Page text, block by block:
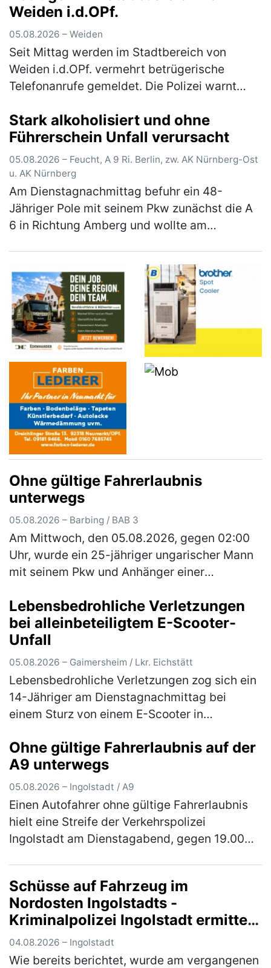
Weiden i.d.OPf.
05.08.2026 – Weiden
Seit Mittag werden im Stadtbereich von
Weiden i.d.OPf. vermehrt betrügerische
Telefonanrufe gemeldet. Die Polizei warnt
der Betrüger! In Weiden in der Oberp…
Stark alkoholisiert und ohne
Führerschein Unfall verursacht
05.08.2026 – Feucht, A 9 Ri. Berlin, zw. AK Nürnberg-Ost
u. AK Nürnberg
Am Dienstagnachmittag befuhr ein 48-
Jähriger Pole mit seinem Pkw zunächst die A
6 in Richtung Amberg und wollte am
Sp…(mehr)
Ohne gültige Fahrerlaubnis
unterwegs
05.08.2026 – Barbing / BAB 3
Am Mittwoch, den 05.08.2026, gegen 02:00
Uhr, wurde ein 25-jähriger ungarischer Mann
mit seinem Pkw und Anhänger einer
unterzogen. Im Rahmen der Überprüfung
wur…(mehr)
Lebensbedrohliche Verletzungen
bei alleinbeteiligtem E-Scooter-
Unfall
05.08.2026 – Gaimersheim / Lkr. Eichstätt
Lebensbedrohliche Verletzungen zog sich ein
14-Jähriger am Dienstagnachmittag bei
einem Sturz von einem E-Scooter in
wohnhafte Jugendliche war, gegen 16.00 …
(mehr)
Ohne gültige Fahrerlaubnis auf der
A9 unterwegs
05.08.2026 – Ingolstadt / A9
Einen Autofahrer ohne gültige Fahrerlaubnis
hielt eine Streife der Verkehrspolizei
Ingolstadt am Dienstagabend, gegen 19.00
Schüsse auf Fahrzeug im
Nordosten Ingolstadts -
Kriminalpolizei Ingolstadt ermittelt
mit Hochdruck und wendet sich an
die Öffentlichkeit
04.08.2026 – Ingolstadt
Wie bereits berichtet, wurde am vergangenen